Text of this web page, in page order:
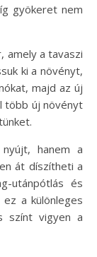
gyökeret nem
amely a tavaszi
ki a növényt,
majd az új
több új növényt
hanem a
át díszítheti a
utánpótlás és
a különleges
színt vigyen a